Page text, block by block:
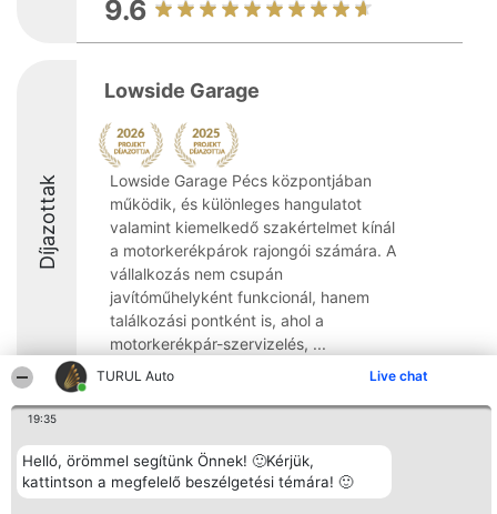
TURUL Auto Live chat
19:35
Helló, örömmel segítünk Önnek! 🙂Kérjük,
kattintson a megfelelő beszélgetési témára! 🙂
9.6
Díjazottak
Lowside Garage
Lowside Garage Pécs központjában
működik, és különleges hangulatot
valamint kiemelkedő szakértelmet kínál
a motorkerékpárok rajongói számára. A
vállalkozás nem csupán
javítóműhelyként funkcionál, hanem
találkozási pontként is, ahol a
motorkerékpár-szervizelés, ...
8.7
Rangsorszervező
SC Beautiful Company S.R.L.
Bulevardul Aleea Timișul De
Népszavazás
Nyertesek
Az összes
Elérhetőség